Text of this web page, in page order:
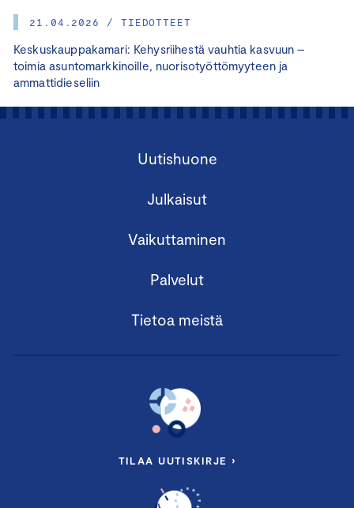
21.04.2026 / TIEDOTTEET
Keskuskauppakamari: Kehysriihestä vauhtia kasvuun –
toimia asuntomarkkinoille, nuorisotyöttömyyteen ja
ammattidieseliin
Uutishuone
Julkaisut
Vaikuttaminen
Palvelut
Tietoa meistä
TILAA UUTISKIRJE ›